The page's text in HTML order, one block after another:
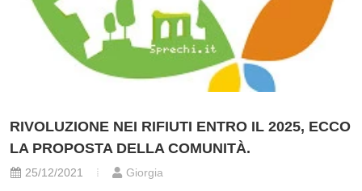
RIVOLUZIONE NEI RIFIUTI ENTRO IL 2025, ECCO
LA PROPOSTA DELLA COMUNITÀ.
25/12/2021
Giorgia